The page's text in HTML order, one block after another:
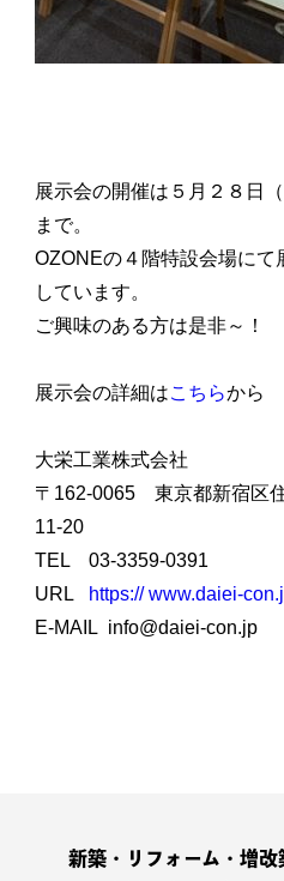
展示会の開催は５月２８日（
まで。
OZONEの４階特設会場にて
しています。
ご興味のある方は是非～！
展示会の詳細はこちらから
大栄工業株式会社
〒162-0065 東京都新宿区
11-20
TEL 03-3359-0391
URL
https:// www.daiei-
E-MAIL info@daiei-con.jp
新築・リフォーム・増